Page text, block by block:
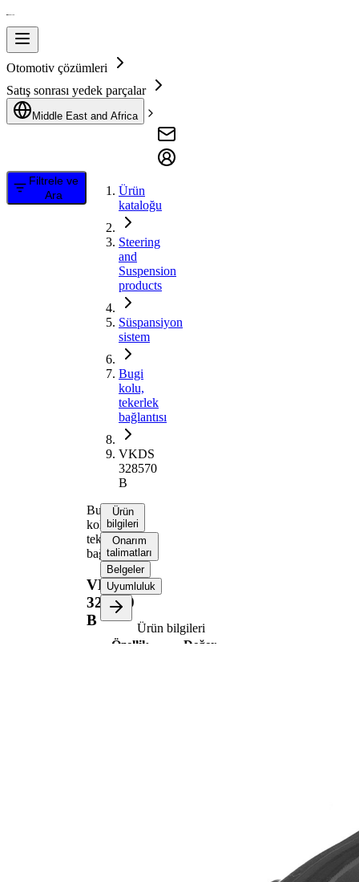
Otomotiv çözümleri
Satış sonrası yedek parçalar
Middle East and Africa
Filtrele ve
Ara
Ürün
kataloğu
Steering
and
Suspension
products
Süspansiyon
sistem
Bugi
kolu,
tekerlek
bağlantısı
VKDS
328570
B
Bugi
kolu,
tekerlek
bağlantısı
VKDS
328570
B
Ürün
bilgileri
Onarım
talimatları
Belgeler
Uyumluluk
Ürün bilgileri
Özellik
Değer